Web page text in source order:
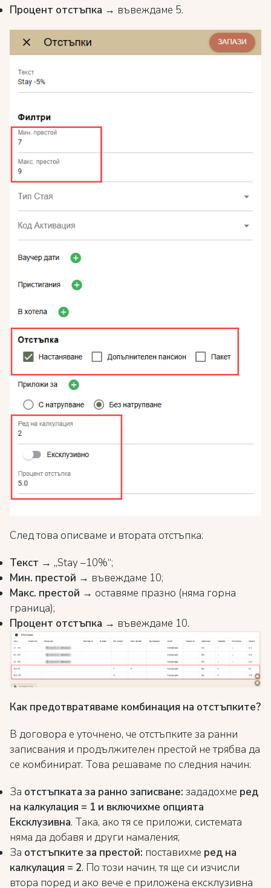
Процент отстъпка → въвеждаме 5.
След това описваме и втората отстъпка:
Текст → „Stay –10%“;
Мин. престой → въвеждаме 10;
Макс. престой → оставяме празно (няма горна
граница);
Процент отстъпка → въвеждаме 10.
Как предотвратяваме комбинация на отстъпките?
В договора е уточнено, че отстъпките за ранни
записвания и продължителен престой не трябва да
се комбинират. Това решаваме по следния начин:
За отстъпката за ранно записване: зададохме ред
на калкулация = 1 и включихме опцията
Ексклузивна. Така, ако тя се приложи, системата
няма да добавя и други намаления;
За отстъпките за престой: поставихме ред на
калкулация = 2. По този начин, тя ще си изчисли
втора поред и ако вече е приложена ексклузивна